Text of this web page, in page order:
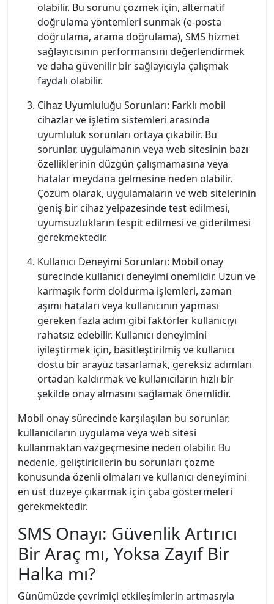
olabilir. Bu sorunu çözmek için, alternatif
doğrulama yöntemleri sunmak (e-posta
doğrulama, arama doğrulama), SMS hizmet
sağlayıcısının performansını değerlendirmek
ve daha güvenilir bir sağlayıcıyla çalışmak
faydalı olabilir.
Cihaz Uyumluluğu Sorunları: Farklı mobil
cihazlar ve işletim sistemleri arasında
uyumluluk sorunları ortaya çıkabilir. Bu
sorunlar, uygulamanın veya web sitesinin bazı
özelliklerinin düzgün çalışmamasına veya
hatalar meydana gelmesine neden olabilir.
Çözüm olarak, uygulamaların ve web sitelerinin
geniş bir cihaz yelpazesinde test edilmesi,
uyumsuzlukların tespit edilmesi ve giderilmesi
gerekmektedir.
Kullanıcı Deneyimi Sorunları: Mobil onay
sürecinde kullanıcı deneyimi önemlidir. Uzun ve
karmaşık form doldurma işlemleri, zaman
aşımı hataları veya kullanıcının yapması
gereken fazla adım gibi faktörler kullanıcıyı
rahatsız edebilir. Kullanıcı deneyimini
iyileştirmek için, basitleştirilmiş ve kullanıcı
dostu bir arayüz tasarlamak, gereksiz adımları
ortadan kaldırmak ve kullanıcıların hızlı bir
şekilde onay almasını sağlamak önemlidir.
Mobil onay sürecinde karşılaşılan bu sorunlar,
kullanıcıların uygulama veya web sitesi
kullanmaktan vazgeçmesine neden olabilir. Bu
nedenle, geliştiricilerin bu sorunları çözme
konusunda özenli olmaları ve kullanıcı deneyimini
en üst düzeye çıkarmak için çaba göstermeleri
gerekmektedir.
SMS Onayı: Güvenlik Artırıcı
Bir Araç mı, Yoksa Zayıf Bir
Halka mı?
Günümüzde çevrimiçi etkileşimlerin artmasıyla